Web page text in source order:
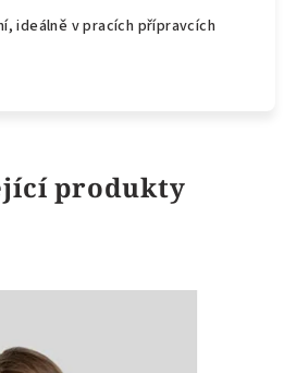
ideálně v pracích přípravcích
produkty